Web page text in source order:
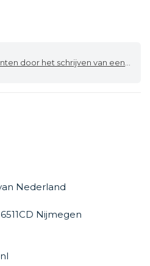
door het schrijven van een review
Nederland
Nijmegen